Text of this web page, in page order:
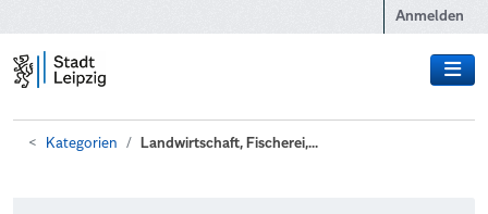
Anmelden
Kategorien Landwirtschaft, Fischerei,...